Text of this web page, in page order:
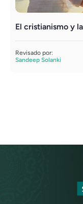
El cristianismo y
Revisado por:
Sandeep Solanki